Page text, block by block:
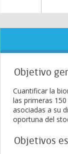
Objetivo
Cuantificar la
las primeras
asociadas a su
oportuna del
Objetivos